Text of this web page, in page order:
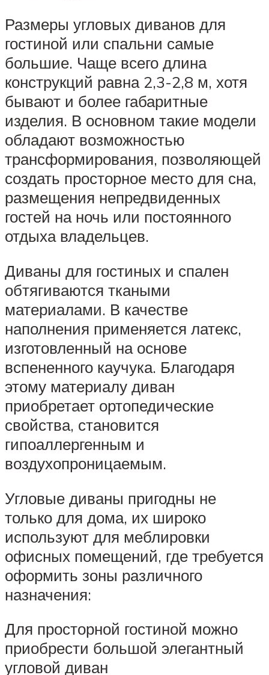
Размеры угловых диванов для
гостиной или спальни самые
большие. Чаще всего длина
конструкций равна 2,3-2,8 м, хотя
бывают и более габаритные
изделия. В основном такие модели
обладают возможностью
трансформирования, позволяющей
создать просторное место для сна,
размещения непредвиденных
гостей на ночь или постоянного
отдыха владельцев.
Диваны для гостиных и спален
обтягиваются ткаными
материалами. В качестве
наполнения применяется латекс,
изготовленный на основе
вспененного каучука. Благодаря
этому материалу диван
приобретает ортопедические
свойства, становится
гипоаллергенным и
воздухопроницаемым.
Угловые диваны пригодны не
только для дома, их широко
используют для меблировки
офисных помещений, где требуется
оформить зоны различного
назначения:
Для просторной гостиной можно
приобрести большой элегантный
угловой диван